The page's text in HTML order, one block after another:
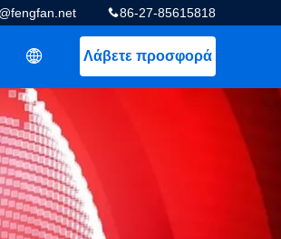
86-27-85615818
Λάβετε προσφορά
描述